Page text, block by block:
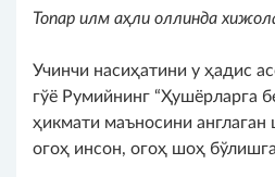
Топар илм аҳли оллинда
Учинчи насиҳатини у ҳадис
гўё Румийнинг “Ҳушёрларга
ҳикмати маъносини англаган
огоҳ инсон, огоҳ шоҳ